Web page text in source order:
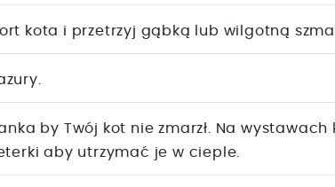
kota i przetrzyj gąbką lub wilgotną
by Twój kot nie zmarzł. Na
aby utrzymać je w cieple.